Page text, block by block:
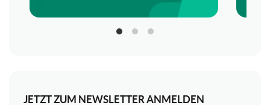
JETZT ZUM NEWSLETTER ANMELDEN